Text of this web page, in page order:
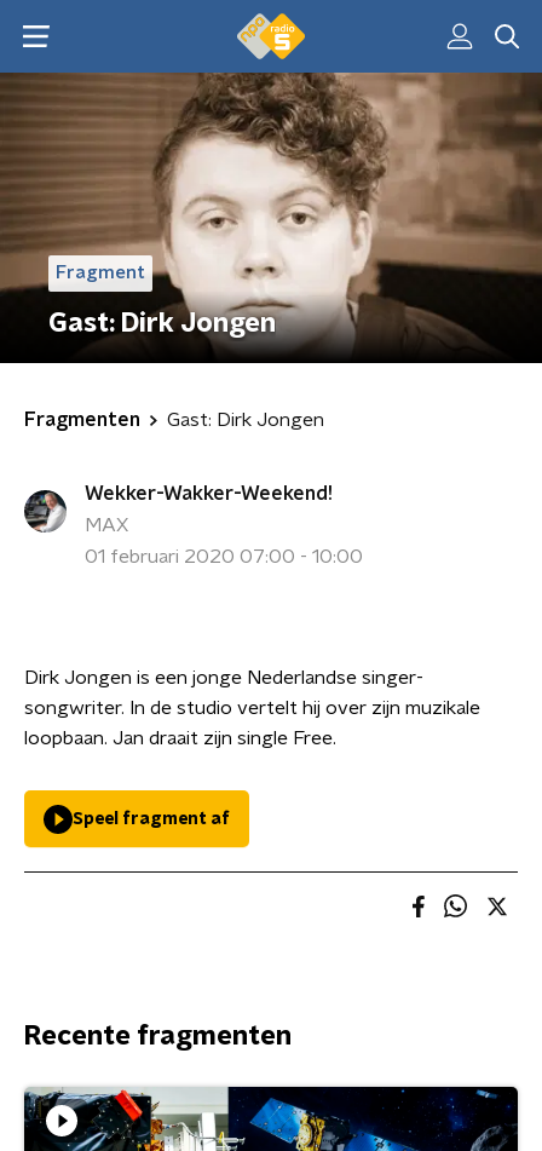
Fragment
Gast: Dirk Jongen
Fragmenten Gast: Dirk Jongen
Wekker-Wakker-Weekend!
MAX
01 februari 2020 07:00 - 10:00
Dirk Jongen is een jonge Nederlandse singer-
songwriter. In de studio vertelt hij over zijn muzikale
loopbaan. Jan draait zijn single Free.
Speel fragment af
Recente fragmenten